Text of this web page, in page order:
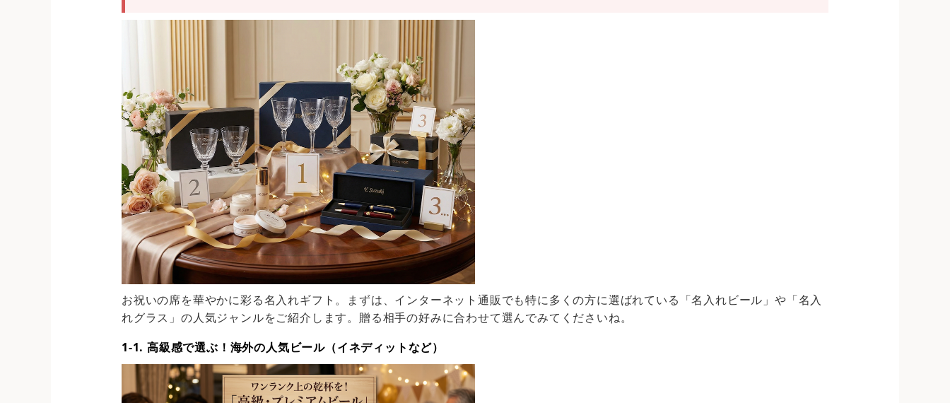
お祝いの席を華やかに彩る名入れギフト。まずは、インターネット通販でも特に多くの方に選ばれている「名入れビール」や「名入
れグラス」の人気ジャンルをご紹介します。贈る相手の好みに合わせて選んでみてくださいね。
1-1. 高級感で選ぶ！海外の人気ビール（イネディットなど）